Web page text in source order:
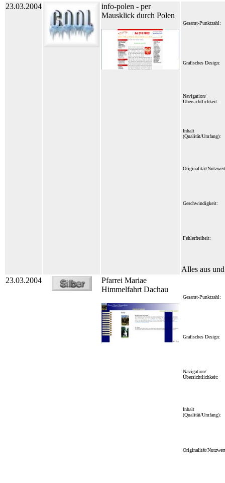
23.03.2004
info-polen - per
Mausklick durch Polen
Gesamt-Punktzahl:
Grafisches Design:
Navigation/
Übersichtlichkeit:
Inhalt
(Qualität/Umfang):
Originalität/
Geschwindigkeit:
Fehlerfreiheit:
Alles aus
23.03.2004
Pfarrei Mariae
Himmelfahrt Dachau
Gesamt-Punktzahl:
Grafisches Design:
Navigation/
Übersichtlichkeit:
Inhalt
(Qualität/Umfang):
Originalität/